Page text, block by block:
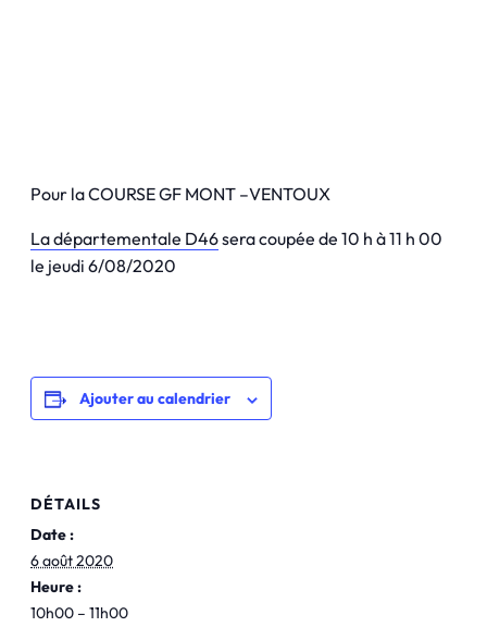
Pour la COURSE GF MONT –VENTOUX
La départementale D46sera coupée de 10 h à 11 h 00
le jeudi 6/08/2020
Ajouter au calendrier
DÉTAILS
Date :
6 août 2020
Heure :
10h00 – 11h00